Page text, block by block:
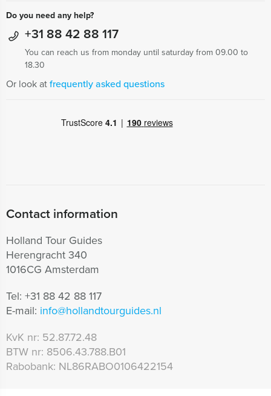
Do you need any help?
+31 88 42 88 117
You can reach us from monday until saturday from 09.00 to
18.30
Or look atfrequently asked questions
Contact information
Holland Tour Guides
Herengracht 340
1016CG Amsterdam
Tel: +31 88 42 88 117
E-mail: info@hollandtourguides.nl
KvK nr: 52.87.72.48
BTW nr: 8506.43.788.B01
Rabobank: NL86RABO0106422154